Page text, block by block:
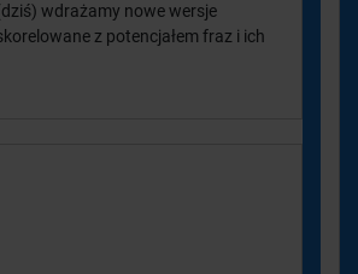
wdrażamy nowe wersje
z potencjałem fraz i ich